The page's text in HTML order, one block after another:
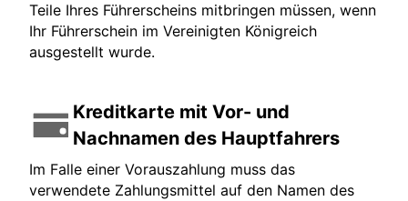
Teile Ihres Führerscheins mitbringen müssen, wenn
Ihr Führerschein im Vereinigten Königreich
ausgestellt wurde.
Kreditkarte mit Vor- und
Nachnamen des Hauptfahrers
Im Falle einer Vorauszahlung muss das
verwendete Zahlungsmittel auf den Namen des